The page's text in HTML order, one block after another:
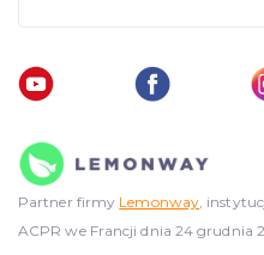
Partner firmy Lemonway,
ACPR we Francji dnia 24 grudnia